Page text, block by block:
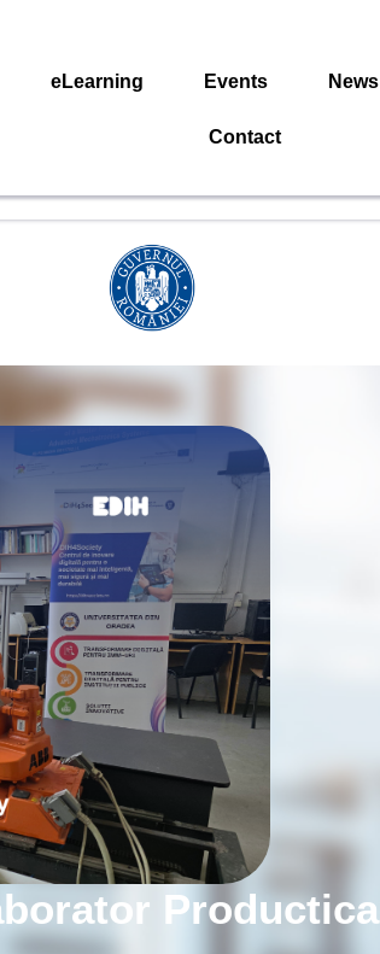
eLearning Events News
Contact
Productica